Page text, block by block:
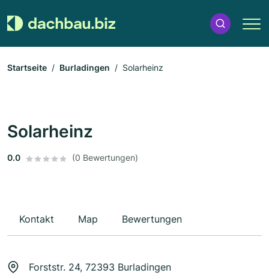
Startseite Burladingen Solarheinz
Solarheinz
0.0 (0 Bewertungen)
Kontakt Map Bewertungen
Forststr. 24, 72393 Burladingen